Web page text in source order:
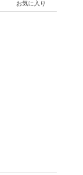
お気に入り